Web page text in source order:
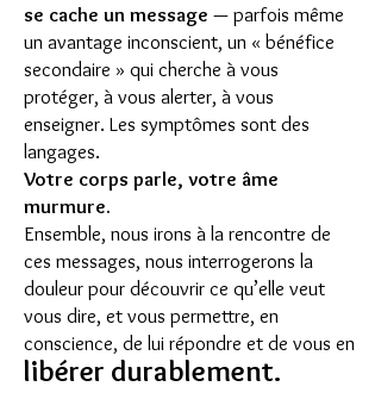
se cache un message — parfois même
un avantage inconscient, un « bénéfice
secondaire » qui cherche à vous
protéger, à vous alerter, à vous
enseigner. Les symptômes sont des
langages.
Votre corps parle, votre âme
murmure.
Ensemble, nous irons à la rencontre de
ces messages, nous interrogerons la
douleur pour découvrir ce qu’elle veut
vous dire, et vous permettre, en
conscience, de lui répondre et de vous en
libérer durablement.